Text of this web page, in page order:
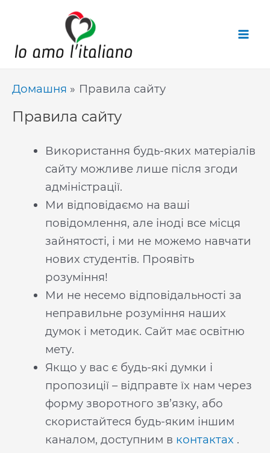
вмісту
Домашня Правила сайту
Правила сайту
Використання будь-яких матеріалів
сайту можливе лише після згоди
адміністрації.
Ми відповідаємо на ваші
повідомлення, але іноді все місця
зайнятості, і ми не можемо навчати
нових студентів. Проявіть
розуміння!
Ми не несемо відповідальності за
неправильне розуміння наших
думок і методик. Сайт має освітню
мету.
Якщо у вас є будь-які думки і
пропозиції – відправте їх нам через
форму зворотного зв’язку, або
скористайтеся будь-яким іншим
каналом, доступним в контактах .